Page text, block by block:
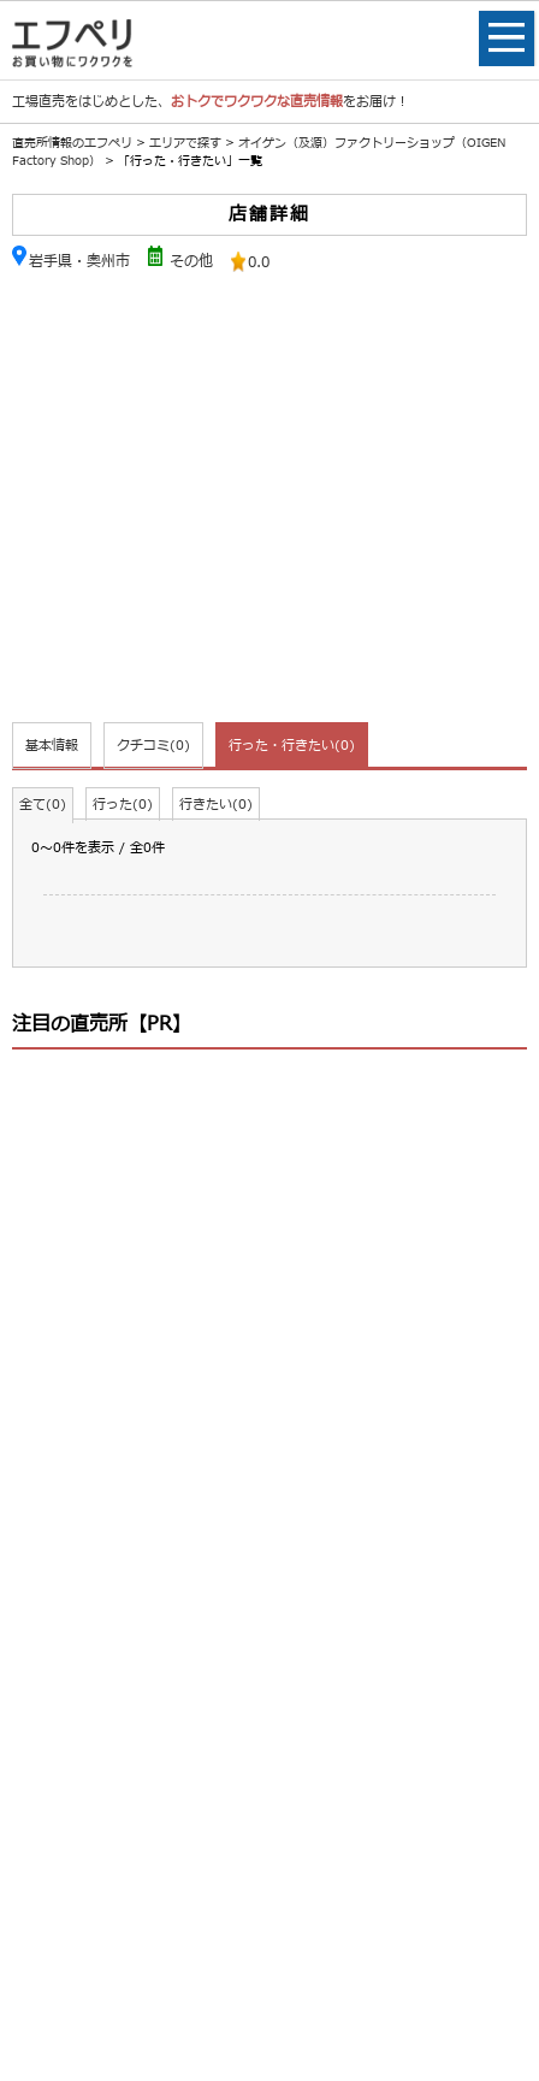
工場直売をはじめとした、 おトクでワクワクな直売情報をお届け！
直売所情報のエフペリ > エリアで探す > オイゲン（及源）ファクトリーショップ（OIGEN
Factory Shop）
> 「行った・行きたい」一覧
店舗詳細
岩手県・奥州市 その他 0.0
基本情報 クチコミ(0) 行った・行きたい(0)
全て(0) 行った(0) 行きたい(0)
0～0件を表示 / 全0件
注目の直売所【PR】